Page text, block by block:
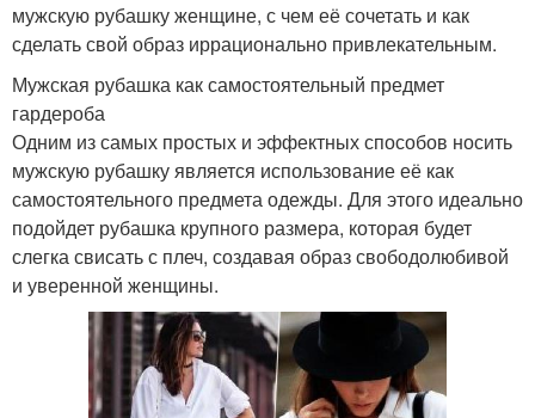
мужскую рубашку женщине, с чем её сочетать и как
сделать свой образ иррационально привлекательным.
Мужская рубашка как самостоятельный предмет
гардероба
Одним из самых простых и эффектных способов носить
мужскую рубашку является использование её как
самостоятельного предмета одежды. Для этого идеально
подойдет рубашка крупного размера, которая будет
слегка свисать с плеч, создавая образ свободолюбивой
и уверенной женщины.